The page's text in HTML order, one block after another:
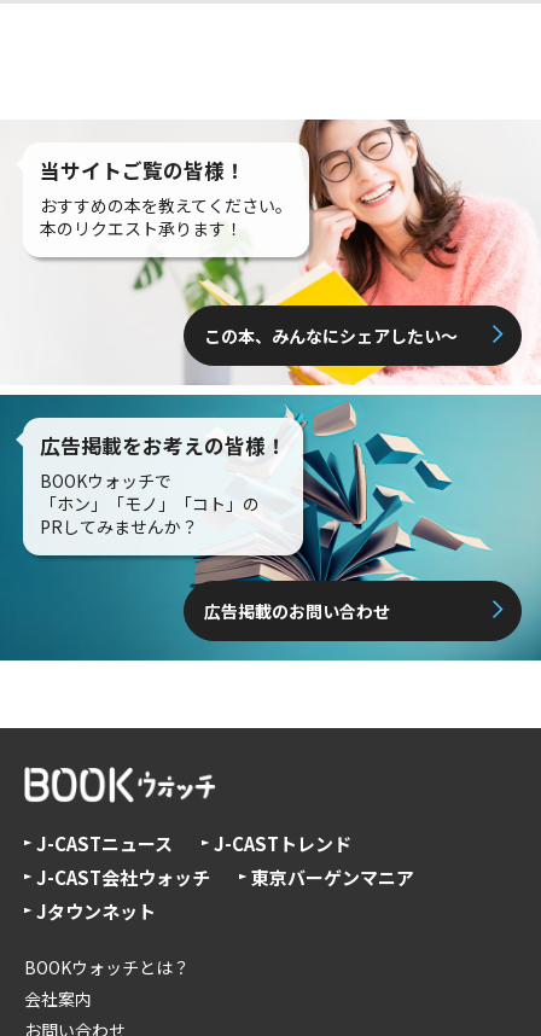
当サイトご覧の皆様！
おすすめの本を教えてください。
本のリクエスト承ります！
この本、みんなにシェアしたい〜
広告掲載をお考えの皆様！
BOOKウォッチで
「ホン」「モノ」「コト」の
PRしてみませんか？
広告掲載のお問い合わせ
J-CASTニュース
J-CASTトレンド
J-CAST会社ウォッチ
東京バーゲンマニア
Jタウンネット
BOOKウォッチとは？
会社案内
お問い合わせ